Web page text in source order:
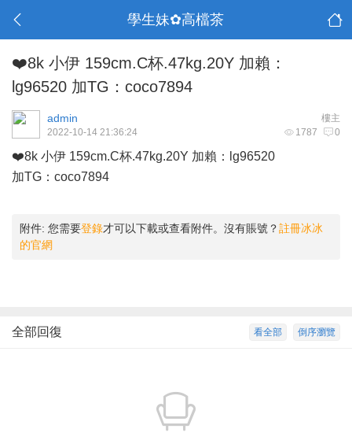
學生妹✿高檔茶
❤️8k 小伊 159cm.C杯.47kg.20Y 加賴：
lg96520 加TG：coco7894
樓主
admin
1787 0
2022-10-14 21:36:24
❤️8k 小伊 159cm.C杯.47kg.20Y 加賴：lg96520
加TG：coco7894
附件: 您需要登錄才可以下載或查看附件。沒有賬號？註冊冰冰
的官網
倒序瀏覽
看全部
全部回復